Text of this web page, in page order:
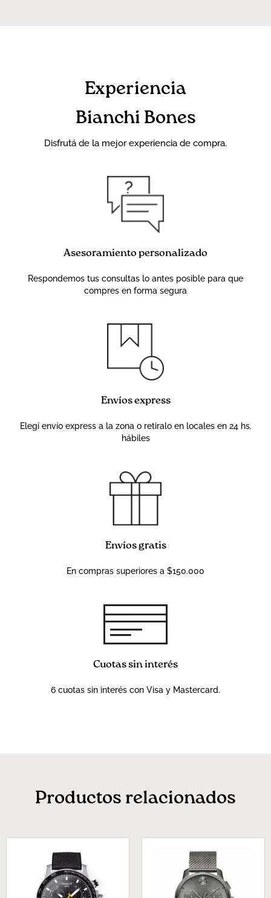
Experiencia
Bianchi Bones
Disfrutá de la mejor experiencia de compra.
Asesoramiento personalizado
Respondemos tus consultas lo antes posible para que
compres en forma segura
Envíos express
Elegí envío express a la zona o retiralo en locales en 24 hs.
hábiles
Envíos gratis
En compras superiores a $150.000
Cuotas sin interés
6 cuotas sin interés con Visa y Mastercard.
Productos relacionados